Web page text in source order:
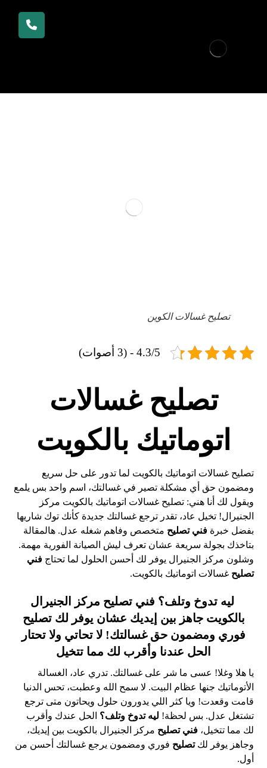
تصليح غسالات الكوين
4.3/5 - (3 أصوات)
تصليح غسالات
اتوماتيك بالكويت
تصليح غسالات اتوماتيك بالكويت لما تدور على حل سريع
ومضمون حق أي مشكلة تصير في غسالتك، اسم واحد بس يلمع
ويقول لك أنا هني: تصليح غسالات اتوماتيك بالكويت مركز
الجنيرال! تخيل عاد، تقدر ترجع غسالتك جديدة كأنك توك شاريها
بفضل خبرةفني تصليح متخصص وفاهم شغله عدل. هالمقالة
بتاخذك بجولة سريعة عشان تعرف ليش الصيانة الفورية مهمة.
وشلون مركز الجنيرال يوفر لك أحسن الحلول لما تحتاجفني
تصليح غسالات اتوماتيك بالكويت.
ليه تدوخ وتلف؟ فني تصليح مركز الجنيرال
بالكويت جاهز بين إيديك عشان يوفر لكتصليح
فوري ومضمون حق غسالتك! لا تحاتي ولا تحتار
الحل عندنا وأقرب لك مما تتخيل
يا هلا وغلا! عسى ما شر على غسالتك. تدري عاد، الغسالة
الأتوماتيك جنها عظام البيت. لا سمح الله وعطبت، تحس الدنيا
قامت وقعدت! ويا كثر اللي يدورون حلول ويحاتون متى ترجع
تشتغل عدل. بس لحظة! ليه تدوخ وتلف؟ الحل عندك وأقرب
لك مما تتخيل،فني تصليح مركز الجنيرال بالكويت بين إيديك،
وجاهز يوفر لكتصليح فوري ومضمون يرجع غسالتك أحسن من
أول.